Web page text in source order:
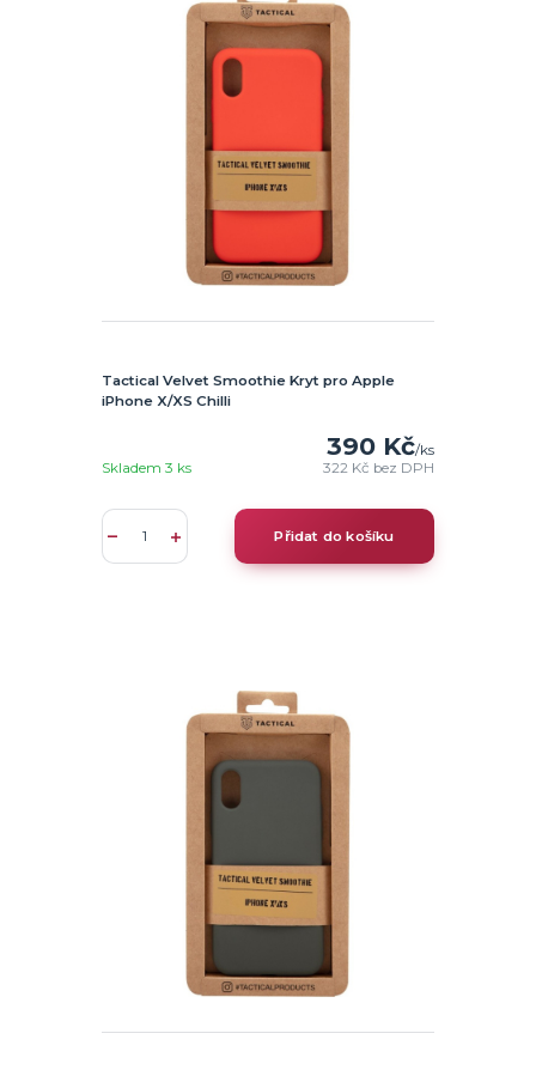
Tactical Velvet Smoothie Kryt pro Apple
iPhone X/XS Chilli
390 Kč/ks
322 Kč bez DPH
Skladem 3 ks
Přidat do košíku